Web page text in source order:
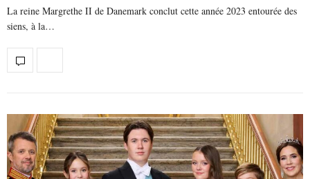
La reine Margrethe II de Danemark conclut cette année 2023 entourée des
siens, à la…